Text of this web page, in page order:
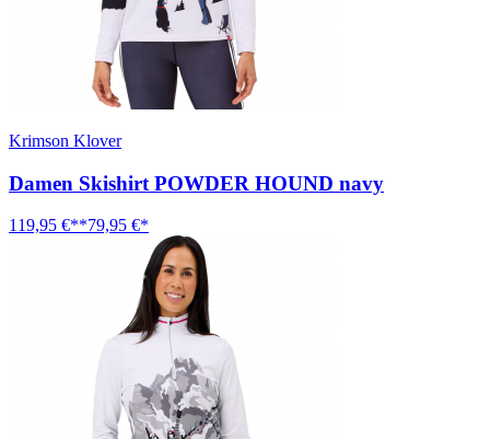
Krimson Klover
Damen Skishirt POWDER HOUND navy
119,95 €**79,95 €*